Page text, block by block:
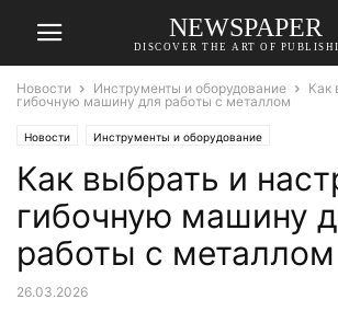
NEWSPAPER
DISCOVER THE ART OF
Новости Инструменты и оборудование
Как
гибочную машину для работы с металлом
Новости Инструменты и оборудование
Как выбрать и
гибочную машину
работы с металлом
26.03.2026